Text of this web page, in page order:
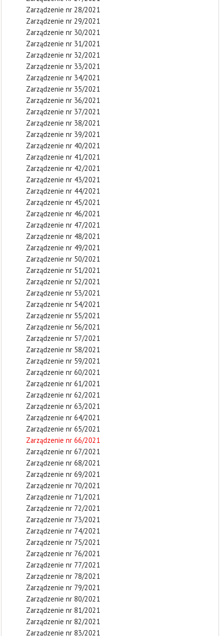
Zarządzenie nr 28/2021
Zarządzenie nr 29/2021
Zarządzenie nr 30/2021
Zarządzenie nr 31/2021
Zarządzenie nr 32/2021
Zarządzenie nr 33/2021
Zarządzenie nr 34/2021
Zarządzenie nr 35/2021
Zarządzenie nr 36/2021
Zarządzenie nr 37/2021
Zarządzenie nr 38/2021
Zarządzenie nr 39/2021
Zarządzenie nr 40/2021
Zarządzenie nr 41/2021
Zarządzenie nr 42/2021
Zarządzenie nr 43/2021
Zarządzenie nr 44/2021
Zarządzenie nr 45/2021
Zarządzenie nr 46/2021
Zarządzenie nr 47/2021
Zarządzenie nr 48/2021
Zarządzenie nr 49/2021
Zarządzenie nr 50/2021
Zarządzenie nr 51/2021
Zarządzenie nr 52/2021
Zarządzenie nr 53/2021
Zarządzenie nr 54/2021
Zarządzenie nr 55/2021
Zarządzenie nr 56/2021
Zarządzenie nr 57/2021
Zarządzenie nr 58/2021
Zarządzenie nr 59/2021
Zarządzenie nr 60/2021
Zarządzenie nr 61/2021
Zarządzenie nr 62/2021
Zarządzenie nr 63/2021
Zarządzenie nr 64/2021
Zarządzenie nr 65/2021
Zarządzenie nr 66/2021
Zarządzenie nr 67/2021
Zarządzenie nr 68/2021
Zarządzenie nr 69/2021
Zarządzenie nr 70/2021
Zarządzenie nr 71/2021
Zarządzenie nr 72/2021
Zarządzenie nr 73/2021
Zarządzenie nr 74/2021
Zarządzenie nr 75/2021
Zarządzenie nr 76/2021
Zarządzenie nr 77/2021
Zarządzenie nr 78/2021
Zarządzenie nr 79/2021
Zarządzenie nr 80/2021
Zarządzenie nr 81/2021
Zarządzenie nr 82/2021
Zarządzenie nr 83/2021